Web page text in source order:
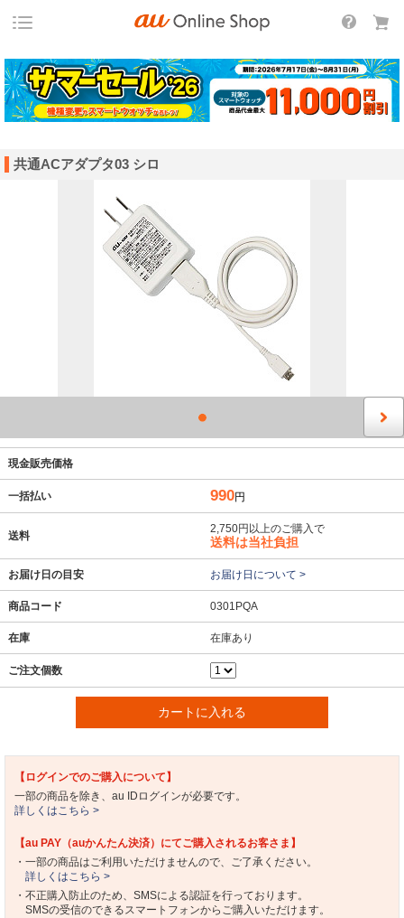
共通ACアダプタ03 シロ
現金販売価格
一括払い 990円
送料
2,750円以上のご購入で
送料は当社負担
お届け日の目安 お届け日について >
商品コード 0301PQA
在庫 在庫あり
ご注文個数
カートに入れる
【ログインでのご購入について】
一部の商品を除き、au IDログインが必要です。
詳しくはこちら >
【au PAY（auかんたん決済）にてご購入されるお客さま】
・一部の商品はご利用いただけませんので、ご了承ください。
詳しくはこちら >
・不正購入防止のため、SMSによる認証を行っております。
SMSの受信のできるスマートフォンからご購入いただけます。